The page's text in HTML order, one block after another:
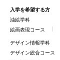
入学を希望する方
油絵学科
絵画表現コース
デザイン情報学科
デザイン総合コース